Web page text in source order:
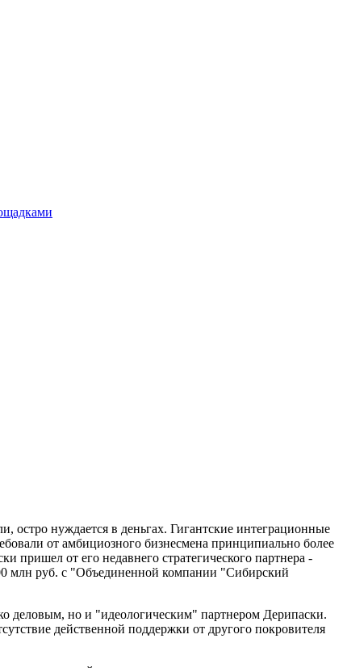
нуждается в деньгах. Гигантские интеграционные
от амбициозного бизнесмена принципиально более
пришел от его недавнего стратегического партнера -
млн руб. с "Объединенной компании "Сибирский
деловым, но и "идеологическим" партнером Дерипаски.
действенной поддержки от другого покровителя